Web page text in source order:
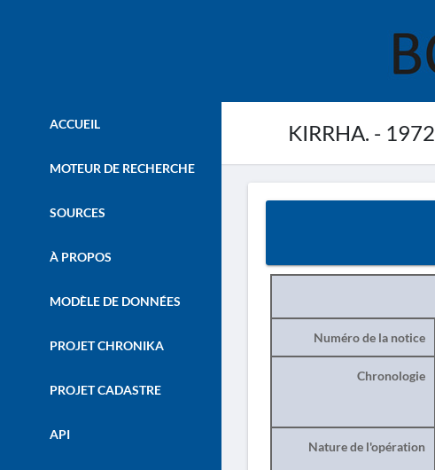
KIRRHA. - 1972
ACCUEIL
MOTEUR DE RECHERCHE
SOURCES
À PROPOS
MODÈLE DE DONNÉES
PROJET CHRONIKA
PROJET CADASTRE
API
Numéro de la notice
Chronologie
Nature de l'opération